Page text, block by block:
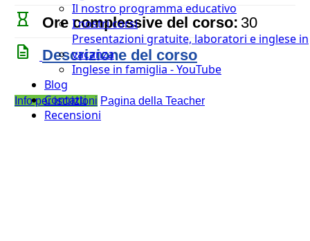
Il nostro programma educativo
I nostri corsi
Presentazioni gratuite, laboratori e inglese in
vacanza
Inglese in famiglia - YouTube
Blog
Contatti
Recensioni
hourglass_empty Ore complessive del corso: 30
description Descrizione del corso
Info per iscrizioni Pagina della Teacher